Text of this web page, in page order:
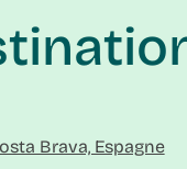
Brava, Espagne